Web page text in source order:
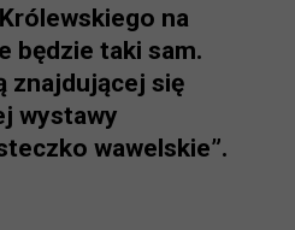
na
będzie taki sam.
znajdującej się
wystawy
wawelskie”.